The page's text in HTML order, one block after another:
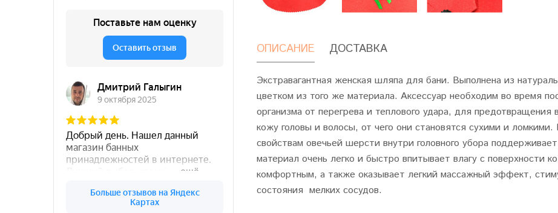
ОПИСАНИЕ ДОСТАВКА
Экстравагантная женская шляпа для бани. Выполнена из
цветком из того же материала. Аксессуар необходим во время
организма от перегрева и теплового удара, для предотвращения
кожу головы и волосы, от чего они становятся сухими и
свойствам овечьей шерсти внутри головного убора
материал очень легко и быстро впитывает влагу с поверхности
комфортным, а также оказывает легкий массажный эффект,
состояния мелких сосудов.